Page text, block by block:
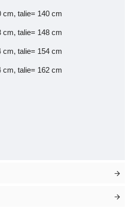
cm, talie= 140 cm
cm, talie= 148 cm
cm, talie= 154 cm
cm, talie= 162 cm